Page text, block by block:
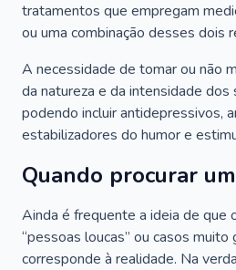
tratamentos que empregam
ou uma combinação desses dois
A necessidade de tomar ou não
da natureza e da intensidade dos
podendo incluir antidepressivos,
estabilizadores do humor e
Quando procurar
Ainda é frequente a ideia de que
“pessoas loucas” ou casos muito
corresponde à realidade. Na